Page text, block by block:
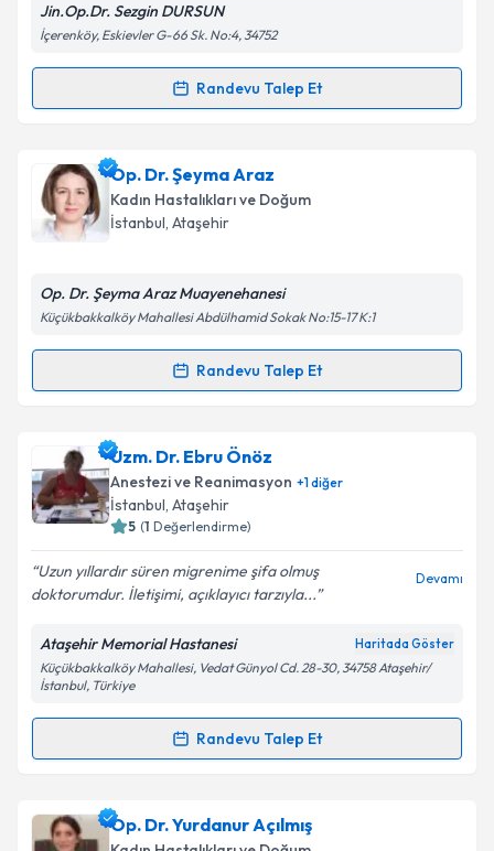
Metni'ni okudum ve kişisel verilerimin belirtilen
kapsamda işlenmesini kabul ediyorum.
Takvim Talebini Gönder
Jin.Op.Dr. Sezgin DURSUN
İçerenköy, Eskievler G-66 Sk. No:4, 34752
Randevu Talep Et
Randevu Takvimi Talebi
Op. Dr. Sezgin Dursuniçin randevu takvimi talebi
oluşturun. Size bu uzmandan randevu almanız için bir
takvim hazırlandığında e-posta ile bilgilendireceğiz.
Kişisel verilerimin işlenmesine ilişkin
Metni'ni okudum ve kişisel verilerimin belirtilen
Takvim Talebini Gönder
Op. Dr. Şeyma Araz
Kadın Hastalıkları ve Doğum
İstanbul, Ataşehir
Op. Dr. Şeyma Araz Muayenehanesi
Küçükbakkalköy Mahallesi Abdülhamid Sokak No:15-17 K:1
Randevu Talep Et
Randevu Takvimi Talebi
Op. Dr. Şeyma Araz için randevu takvimi talebi
oluşturun. Size bu uzmandan randevu almanız için bir
takvim hazırlandığında e-posta ile bilgilendireceğiz.
Kişisel verilerimin işlenmesine ilişkin
Aydınlatma
Metni'ni okudum ve kişisel verilerimin belirtilen
kapsamda işlenmesini kabul ediyorum.
Takvim Talebini Gönder
Uzm. Dr. Ebru Önöz
Anestezi ve Reanimasyon +1diğer
İstanbul, Ataşehir
5 (1 Değerlendirme)
Uzun yıllardır süren migrenime şifa olmuş
doktorumdur. İletişimi, açıklayıcı tarzıyla...
Devamı
Ataşehir Memorial Hastanesi Haritada Göster
Küçükbakkalköy Mahallesi, Vedat Günyol Cd. 28-30, 34758 Ataşehir/
İstanbul, Türkiye
Randevu Talep Et
Randevu Takvimi Talebi
Uzm. Dr. Ebru Önöziçin randevu takvimi talebi
oluşturun. Size bu uzmandan randevu almanız için bir
Op. Dr. Yurdanur Açılmış